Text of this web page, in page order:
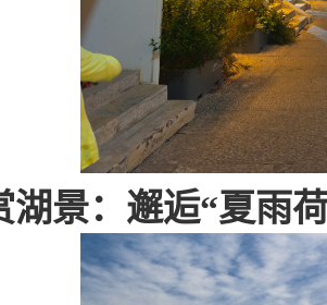
湖景：邂逅“夏雨